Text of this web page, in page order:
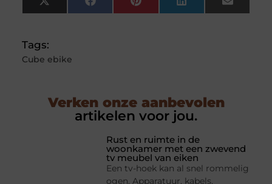
X
(Twitter)
FacebookPinterestLinkedInEmail
Tags:
Cube ebike
Verken onze aanbevolen
artikelen voor jou.
Rust en ruimte in de
woonkamer met een zwevend
tv meubel van eiken
Een tv-hoek kan al snel rommelig
ogen. Apparatuur, kabels,